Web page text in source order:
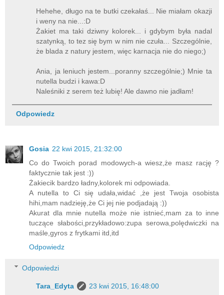
Hehehe, długo na te butki czekałaś... Nie miałam okazji
i weny na nie...:D
Żakiet ma taki dziwny kolorek... i gdybym była nadal
szatynką, to tez się bym w nim nie czuła... Szczególnie,
że blada z natury jestem, więc karnacja nie do niego;)
Ania, ja leniuch jestem...poranny szczególnie;) Mnie ta
nutella budzi i kawa:D
Naleśniki z serem też lubię! Ale dawno nie jadłam!
Odpowiedz
Gosia 22 kwi 2015, 21:32:00
Co do Twoich porad modowych-a wiesz,że masz rację ?
faktycznie tak jest :))
Żakiecik bardzo ładny,kolorek mi odpowiada.
A nutella to Ci się udała,widać ,że jest Twoja osobista
hihi,mam nadzieję,że Ci jej nie podjadają :))
Akurat dla mnie nutella może nie istnieć,mam za to inne
tuczące słabości,przykładowo:zupa serowa,polędwiczki na
maśle,gyros z frytkami itd,itd
Odpowiedz
Odpowiedzi
Tara_Edyta
23 kwi 2015, 16:48:00